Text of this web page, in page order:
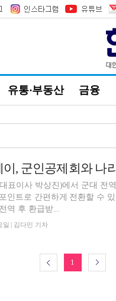
유통·부동산 금융
표이사 박상진)에서 군대 전
인트로 간편하게 전환할 수
역 후 환급받...
일 | 김다민 기자
1